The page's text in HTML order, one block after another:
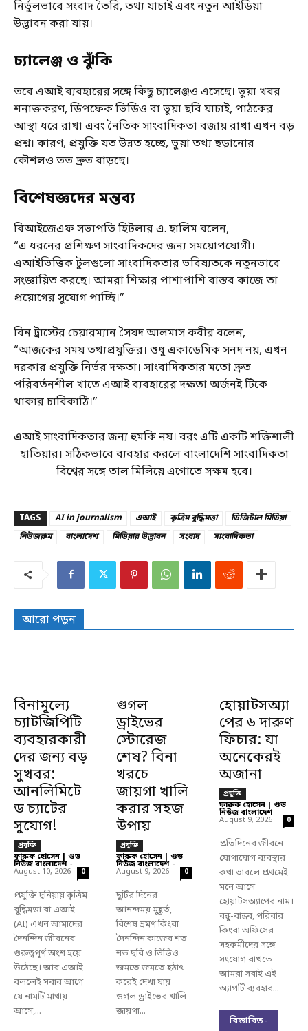
নির্ভুলভাবে সংবাদ তৈরি, তথ্য যাচাই এবং নতুন আইডিয়া
উদ্ভাবন করা যায়।
চ্যালেঞ্জ ও ঝুঁকি
তবে এআই ব্যবহারের সঙ্গে কিছু চ্যালেঞ্জও এসেছে। ভুয়া খবর
শনাক্তকরণ, ডিপফেক ভিডিও বা ভুয়া ছবি যাচাই, পাঠকের
আস্থা ধরে রাখা এবং নৈতিক সাংবাদিকতা বজায় রাখা এখন বড়
প্রশ্ন। কারণ, প্রযুক্তি যত উন্নত হচ্ছে, ভুয়া তথ্য ছড়ানোর
কৌশলও তত দ্রুত বাড়ছে।
বিশেষজ্ঞদের মন্তব্য
বিআইজেএফ সভাপতি হিটলার এ. হালিম বলেন,
“এ ধরনের প্রশিক্ষণ সাংবাদিকদের জন্য সময়োপযোগী।
এআইভিত্তিক টুলগুলো সাংবাদিকতার ভবিষ্যতকে নতুনভাবে
সংজ্ঞায়িত করছে। আমরা শিক্ষার পাশাপাশি বাস্তব কাজে তা
প্রয়োগের সুযোগ পাচ্ছি।”
বিন ট্রাস্টের চেয়ারম্যান সৈয়দ আলমাস কবীর বলেন,
“আজকের সময় তথ্যপ্রযুক্তির। শুধু একাডেমিক সনদ নয়, এখন
দরকার প্রযুক্তি নির্ভর দক্ষতা। সাংবাদিকতার মতো দ্রুত
পরিবর্তনশীল খাতে এআই ব্যবহারের দক্ষতা অর্জনই টিকে
থাকার চাবিকাঠি।”
এআই সাংবাদিকতার জন্য হুমকি নয়। বরং এটি একটি শক্তিশালী
হাতিয়ার। সঠিকভাবে ব্যবহার করলে বাংলাদেশি সাংবাদিকতা
বিশ্বের সঙ্গে তাল মিলিয়ে এগোতে সক্ষম হবে।
TAGS AI in journalism এআই কৃত্রিম বুদ্ধিমত্তা
ডিজিটাল মিডিয়া
নিউজরুম
বাংলাদেশ মিডিয়ার উদ্ভাবন সংবাদ সাংবাদিকতা
আরো পড়ুন
বিনামূল্যে
চ্যাটজিপিটি
ব্যবহারকারী
দের জন্য বড়
সুখবর:
আনলিমিটে
ড চ্যাটের
সুযোগ!
প্রযুক্তি
ফারুক হোসেন | গুড
নিউজ বাংলাদেশ -
August 10, 2026 0
প্রযুক্তি দুনিয়ায় কৃত্রিম
বুদ্ধিমত্তা বা এআই
(AI) এখন আমাদের
দৈনন্দিন জীবনের
গুরুত্বপূর্ণ অংশ হয়ে
উঠেছে। আর এআই
বললেই সবার আগে
যে নামটি মাথায়
আসে,...
গুগল
ড্রাইভের
স্টোরেজ
শেষ? বিনা
খরচে
জায়গা খালি
করার সহজ
উপায়
প্রযুক্তি
ফারুক হোসেন | গুড
নিউজ বাংলাদেশ -
August 9, 2026 0
ছুটির দিনের
আনন্দময় মুহূর্ত,
বিশেষ ভ্রমণ কিংবা
দৈনন্দিন কাজের শত
শত ছবি ও ভিডিও
জমতে জমতে হঠাৎ
করেই দেখা যায়
গুগল ড্রাইভের খালি
জায়গা...
হোয়াটসঅ্যা
পের ৬ দারুণ
ফিচার: যা
অনেকেরই
অজানা
প্রযুক্তি
ফারুক হোসেন | গুড
নিউজ বাংলাদেশ -
August 9, 2026 0
প্রতিদিনের জীবনে
যোগাযোগ ব্যবস্থার
কথা ভাবলে প্রথমেই
মনে আসে
হোয়াটসঅ্যাপের নাম।
বন্ধু-বান্ধব, পরিবার
কিংবা অফিসের
সহকর্মীদের সঙ্গে
সংযোগ রাখতে
আমরা সবাই এই
অ্যাপটি ব্যবহার...
বিস্তারিত -